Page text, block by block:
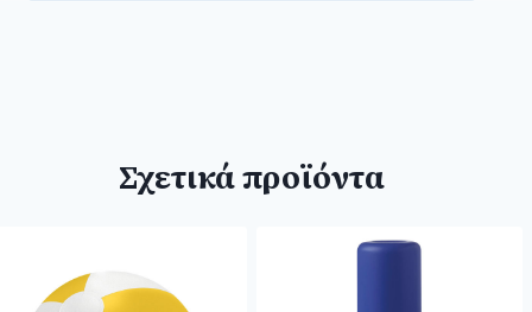
Σχετικά προϊόντα